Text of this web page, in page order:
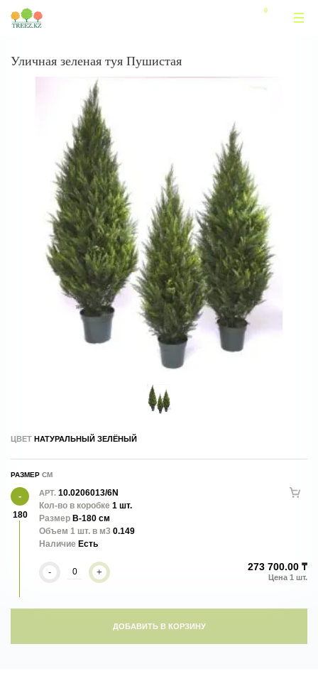
Уличная зеленая туя Пушистая
ЦВЕТ НАТУРАЛЬНЫЙ ЗЕЛЁНЫЙ
РАЗМЕР
180
АРТ. 10.0206013/6N
Кол-во в коробке 1 шт.
Размер В-180 см
Объем 1 шт. в м3 0.149
Наличие Есть
- + 273 700.00 ₸
ДОБАВИТЬ В КОРЗИНУ